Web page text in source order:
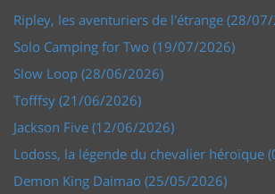
Ripley, les aventuriers de l'étrange (28/
Solo Camping for Two (19/07/2026)
Slow Loop (28/06/2026)
Tofffsy (21/06/2026)
Jackson Five (12/06/2026)
Lodoss, la légende du chevalier héroïque
Demon King Daimao (25/05/2026)